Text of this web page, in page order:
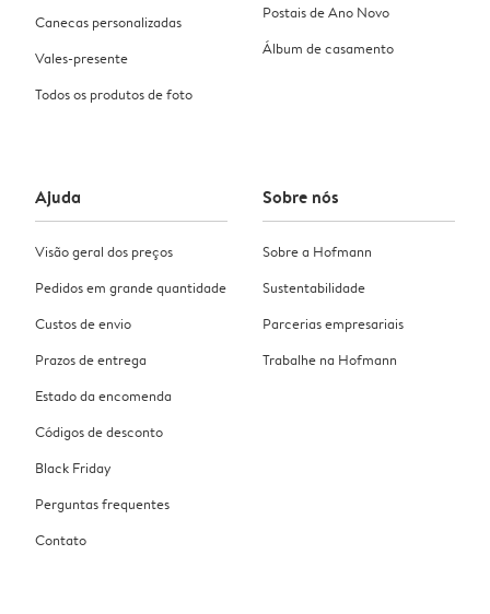
Canecas personalizadas
Vales-presente
Todos os produtos de foto
Postais de Ano Novo
Álbum de casamento
Ajuda
Visão geral dos preços
Pedidos em grande quantidade
Custos de envio
Prazos de entrega
Estado da encomenda
Códigos de desconto
Black Friday
Perguntas frequentes
Contato
Sobre nós
Sobre a Hofmann
Sustentabilidade
Parcerias empresariais
Trabalhe na Hofmann